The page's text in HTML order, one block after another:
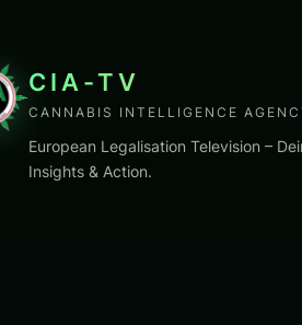
CIA-TV
CANNABIS INTELLIGENCE
European Legalisation Television –
Insights & Action.